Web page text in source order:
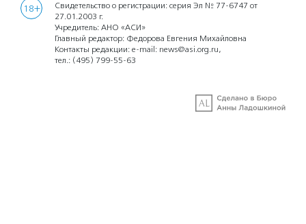
18+
Свидетельство о регистрации: серия Эл № 77-6747 от
27.01.2003 г.
Учредитель: АНО «АСИ»
Главный редактор: Федорова Евгения Михайловна
Контакты редакции: e-mail: news@asi.org.ru,
тел.: (495) 799-55-63